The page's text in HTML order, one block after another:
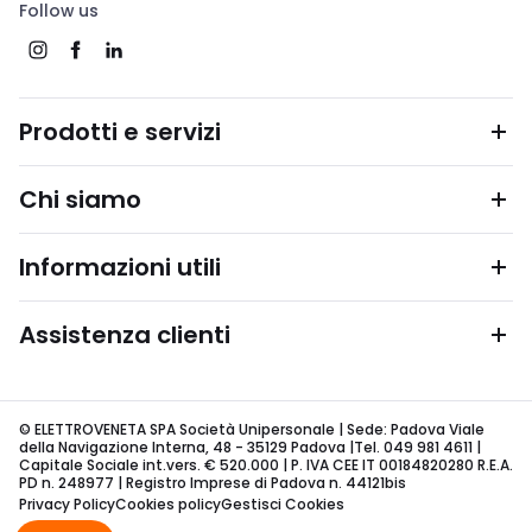
Follow us
Prodotti e servizi
Chi siamo
Informazioni utili
Assistenza clienti
© ELETTROVENETA SPA Società Unipersonale | Sede: Padova Viale
della Navigazione Interna, 48 - 35129 Padova |Tel. 049 981 4611 |
Capitale Sociale int.vers. € 520.000 | P. IVA CEE IT 00184820280 R.E.A.
PD n. 248977 | Registro Imprese di Padova n. 44121bis
Privacy PolicyCookies policyGestisci Cookies